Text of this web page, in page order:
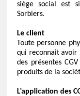
siège social est
Sorbiers.
Le client
Toute personne
qui reconnait avoir
des présentes
produits de la
L’application des